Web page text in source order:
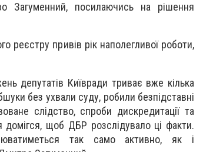
Загуменний, посилаючись на рішення
реєстру привів рік наполегливої роботи,
депутатів Київради триває вже кілька
без ухвали суду, робили безпідставні
слідство, спроби дискредитації та
щоб ДБР розслідувало ці факти.
так само активно, як і